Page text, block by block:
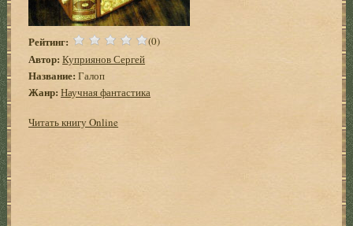
Рейтинг: (0)
Автор: Куприянов Сергей
Название: Галоп
Жанр: Научная фантастика
Читать книгу Online